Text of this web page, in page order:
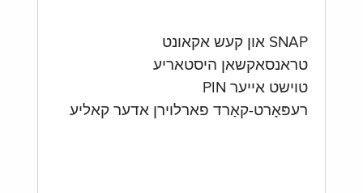
SNAP און קעש אקאונט
טראנסאקשאן היסטאריע
טוישט אייער PIN
רעפּאָרט-קאַרד פארלוירן אדער קאליע